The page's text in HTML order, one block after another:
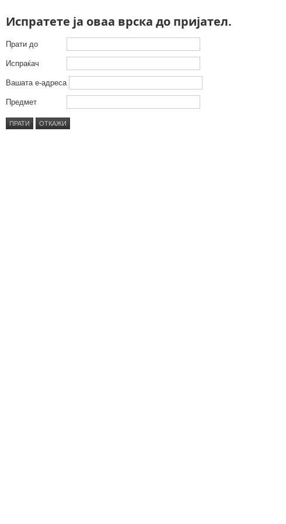
Испратете ја оваа врска до пријател.
Прати до
Испраќач
Вашата е-адреса
Предмет
ПРАТИ ОТКАЖИ